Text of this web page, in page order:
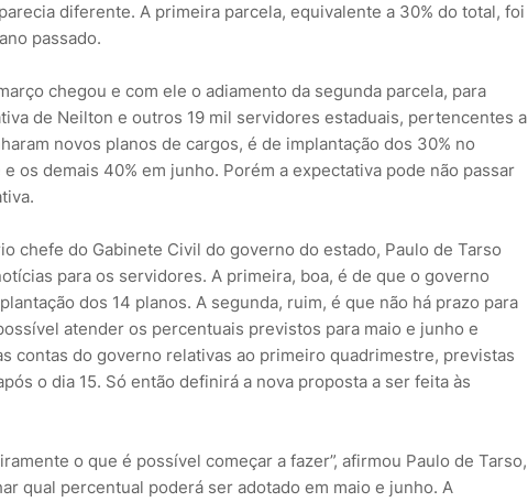
diferente. A primeira parcela, equivalente a 30% do total, foi
passado.
chegou e com ele o adiamento da segunda parcela, para
de Neilton e outros 19 mil servidores estaduais, pertencentes a
novos planos de cargos, é de implantação dos 30% no
os demais 40% em junho. Porém a expectativa pode não passar
chefe do Gabinete Civil do governo do estado, Paulo de Tarso
para os servidores. A primeira, boa, é de que o governo
dos 14 planos. A segunda, ruim, é que não há prazo para
atender os percentuais previstos para maio e junho e
contas do governo relativas ao primeiro quadrimestre, previstas
o dia 15. Só então definirá a nova proposta a ser feita às
o que é possível começar a fazer”, afirmou Paulo de Tarso,
qual percentual poderá ser adotado em maio e junho. A